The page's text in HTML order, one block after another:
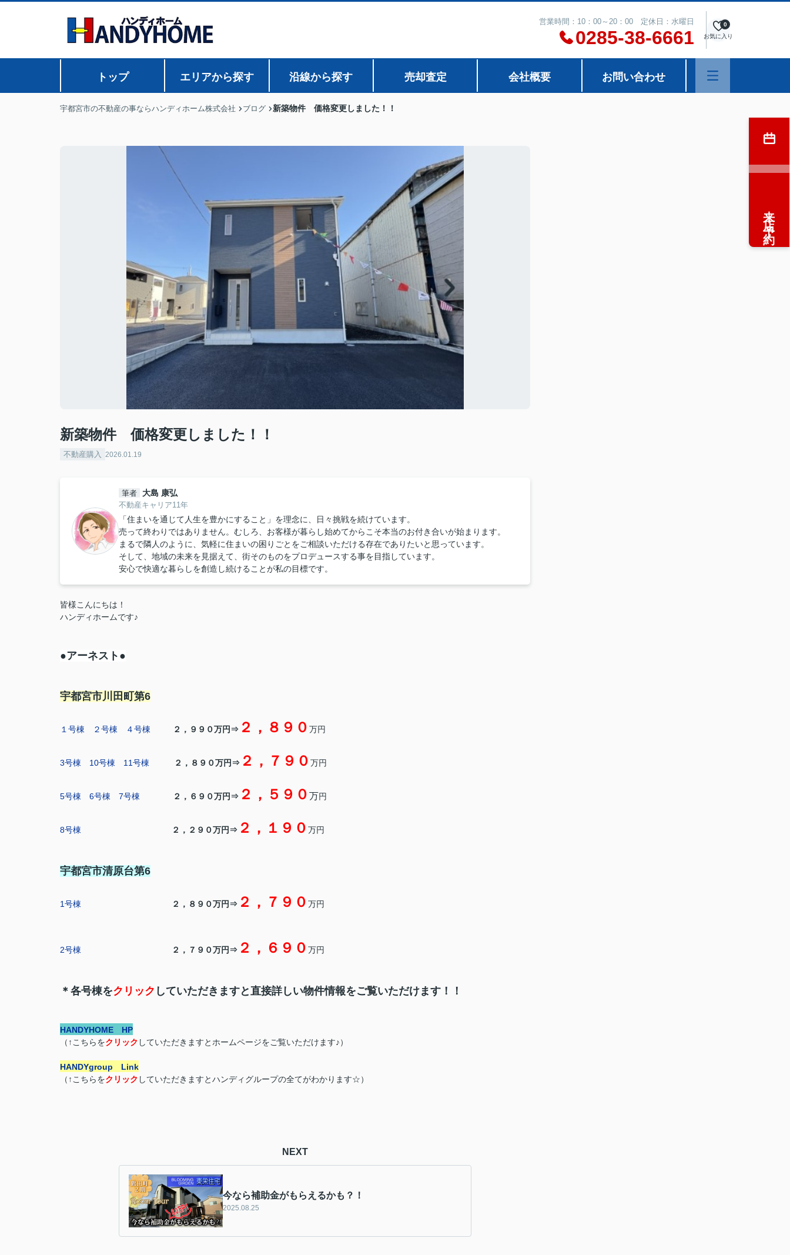
営業時間：10：00～20：00 定休日：水曜日
0285-38-6661 お気に入り
0
トップ エリアから探す 沿線から探す 売却査定 会社概要 お問い合わせ
宇都宮市の不動産の事ならハンディホーム株式会社 ブログ 新築物件 価格変更しました！！
新築物件 価格変更しました！！
不動産購入 2026.01.19
筆者 大島 康弘
不動産キャリア11年
「住まいを通じて人生を豊かにすること」を理念に、日々挑戦を続けています。
売って終わりではありません。むしろ、お客様が暮らし始めてからこそ本当のお付き合いが始まります。
まるで隣人のように、気軽に住まいの困りごとをご相談いただける存在でありたいと思っています。
そして、地域の未来を見据えて、街そのものをプロデュースする事を目指しています。
安心で快適な暮らしを創造し続けることが私の目標です。
皆様こんにちは！
ハンディホームです♪
●アーネスト●
宇都宮市川田町第6
１号棟 ２号棟 ４号棟 ２，９９０万円⇒ ２，８９０ 万円
3号棟 10号棟 11号棟 ２，８９０万円⇒ ２，７９０ 万円
5号棟 6号棟 7号棟 ２，６９０万円⇒ ２，５９０ 万円
8号棟 ２，２９０万円⇒ ２，１９０ 万円
宇都宮市清原台第6
1号棟 ２，８９０万円⇒ ２，７９０ 万円
2号棟 ２，７９０万円⇒ ２，６９０ 万円
＊各号棟をクリック していただきますと直接詳しい物件情報をご覧いただけます！！
HANDYHOME HP
（↑こちらをクリック していただきますとホームページをご覧いただけます♪）
HANDYgroup Link
（↑こちらをクリック していただきますとハンディグループの全てがわかります☆）
NEXT
今なら補助金がもらえるかも？！
2025.08.25
来店予約